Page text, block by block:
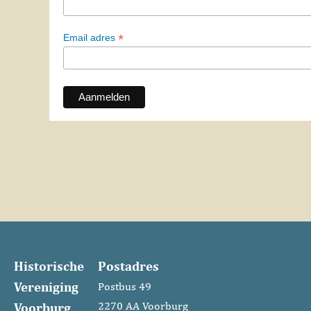
Email adres *
Historische
Vereniging
Voorburg
Postadres
Postbus 49
2270 AA Voorburg